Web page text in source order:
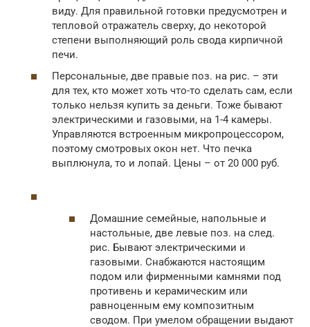
виду. Для правильной готовки предусмотрен и
тепловой отражатель сверху, до некоторой
степени выполняющий роль свода кирпичной
печи.
Персональные, две правые поз. на рис. – эти
для тех, кто может хоть что-то сделать сам, если
только нельзя купить за деньги. Тоже бывают
электрическими и газовыми, на 1-4 камеры.
Управляются встроенным микропроцессором,
поэтому смотровых окон нет. Что печка
выплюнула, то и лопай. Цены – от 20 000 руб.
Домашние семейные, напольные и
настольные, две левые поз. на след.
рис. Бывают электрическими и
газовыми. Снабжаются настоящим
подом или фирменными камнями под
противень и керамическим или
равноценным ему композитным
сводом. При умелом обращении выдают